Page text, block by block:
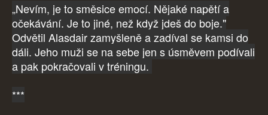
„Nevím, je to směsice emocí. Nějaké napětí a
očekávání. Je to jiné, než když jdeš do boje."
Odvětil Alasdair zamyšleně a zadíval se kamsi do
dáli. Jeho muži se na sebe jen s úsměvem podívali
a pak pokračovali v tréningu.
***